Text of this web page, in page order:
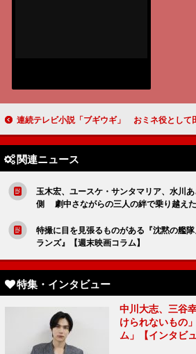
連続テレビ小説「ブギウギ」 おミネ役として田中麗奈が
関連ニュース
玉木宏、ユースケ・サンタマリア、水川
側 劇中さながらの三人の絆で乗り越えた
特撮に目を見張るものがある『沈黙の艦
ランズ』【週末映画コラム】
特集・インタビュー
中川大志、三谷
けられないもの
ム」【インタビュ